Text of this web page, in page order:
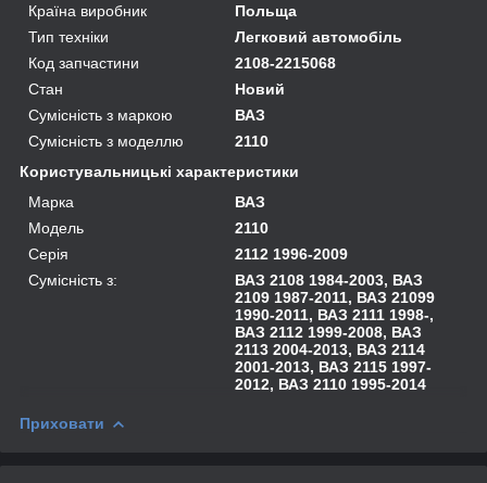
Країна виробник
Польща
Тип техніки
Легковий автомобіль
Код запчастини
2108-2215068
Стан
Новий
Сумісність з маркою
ВАЗ
Сумісність з моделлю
2110
Користувальницькі характеристики
Марка
ВАЗ
Модель
2110
Серія
2112 1996-2009
Сумісність з:
ВАЗ 2108 1984-2003, ВАЗ
2109 1987-2011, ВАЗ 21099
1990-2011, ВАЗ 2111 1998-,
ВАЗ 2112 1999-2008, ВАЗ
2113 2004-2013, ВАЗ 2114
2001-2013, ВАЗ 2115 1997-
2012, ВАЗ 2110 1995-2014
Приховати